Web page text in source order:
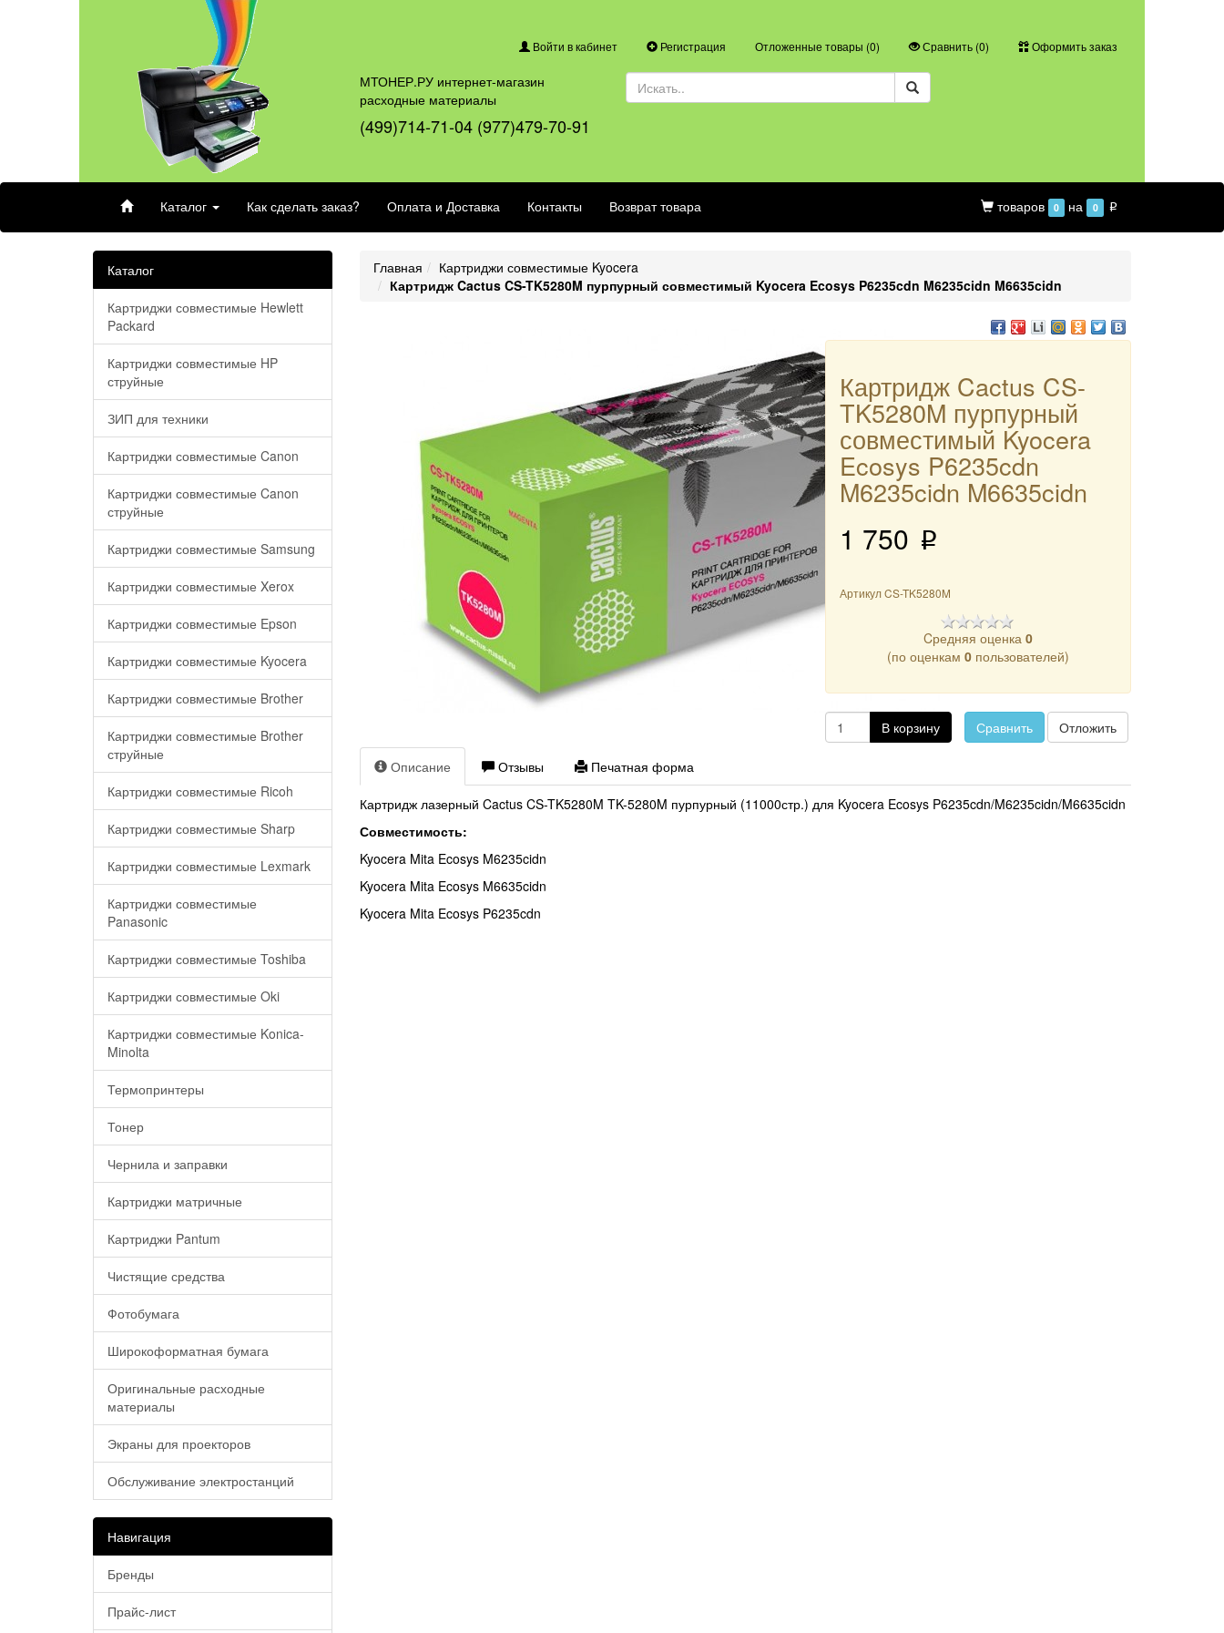
Войти в кабинет Регистрация Отложенные товары (0) Сравнить (0) Оформить заказ
МТОНЕР.РУ интернет-магазин
расходные материалы
(499)714-71-04 (977)479-70-91
Каталог Как сделать заказ? Оплата и Доставка Контакты Возврат товара товаров 0 на 0 p
Каталог
Картриджи совместимые Hewlett
Packard
Картриджи совместимые HP
струйные
ЗИП для техники
Картриджи совместимые Canon
Картриджи совместимые Canon
струйные
Картриджи совместимые Samsung
Картриджи совместимые Xerox
Картриджи совместимые Epson
Картриджи совместимые Kyocera
Картриджи совместимые Brother
Картриджи совместимые Brother
струйные
Картриджи совместимые Ricoh
Картриджи совместимые Sharp
Картриджи совместимые Lexmark
Картриджи совместимые
Panasonic
Картриджи совместимые Toshiba
Картриджи совместимые Oki
Картриджи совместимые Konica-
Minolta
Термопринтеры
Тонер
Чернила и заправки
Картриджи матричные
Картриджи Pantum
Чистящие средства
Фотобумага
Широкоформатная бумага
Оригинальные расходные
материалы
Экраны для проекторов
Обслуживание электростанций
Навигация
Бренды
Прайс-лист
Главная
Картриджи совместимые Kyocera
Картридж Cactus CS-TK5280M пурпурный совместимый Kyocera Ecosys P6235cdn M6235cidn M6635cidn
Картридж Cactus CS-
TK5280M пурпурный
совместимый Kyocera
Ecosys P6235cdn
M6235cidn M6635cidn
1 750 p
АртикулCS-TK5280M
Cредняя оценка0
(по оценкам0 пользователей)
В корзину Сравнить Отложить
Описание Отзывы Печатная форма
Картридж лазерный Cactus CS-TK5280M TK-5280M пурпурный (11000стр.) для Kyocera Ecosys P6235cdn/M6235cidn/M6635cidn
Совместимость:
Kyocera Mita Ecosys M6235cidn
Kyocera Mita Ecosys M6635cidn
Kyocera Mita Ecosys P6235cdn